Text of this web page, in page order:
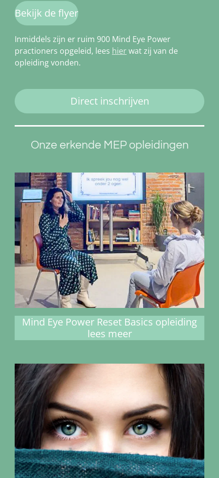
Bekijk de flyer
Inmiddels zijn er ruim 900 Mind Eye Power
practioners opgeleid, lees hierwat zij van de
opleiding vonden.
Direct inschrijven
Onze erkende MEP opleidingen
Mind Eye Power Reset Basics opleiding
lees meer